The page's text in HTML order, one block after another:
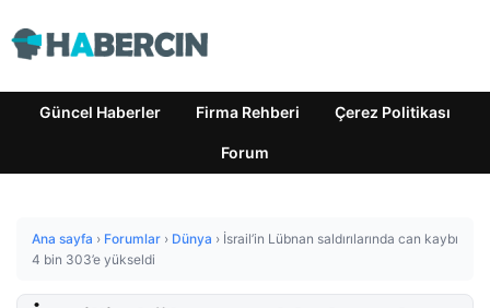
Güncel Haberler Firma Rehberi Çerez Politikası
Forum
Ana sayfa › Forumlar › Dünya › İsrail’in Lübnan saldırılarında can kaybı
4 bin 303’e yükseldi